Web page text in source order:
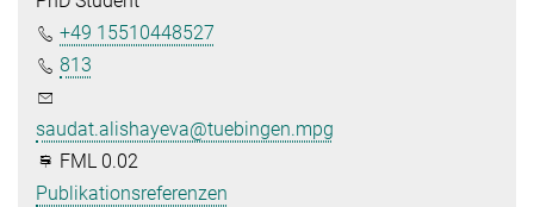
+49 15510448527
813
saudat.alishayeva@tuebingen.mpg.de
FML 0.02
Publikationsreferenzen